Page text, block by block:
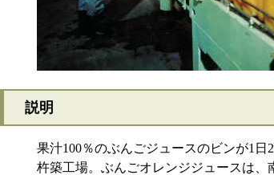
説明
果汁100％のぶんごジュースのビンが1
杵築工場。ぶんごオレンジジュースは